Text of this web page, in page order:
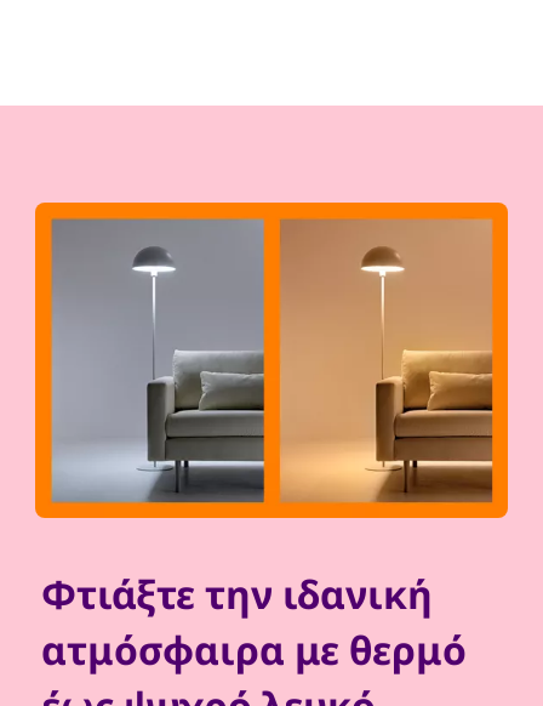
Φτιάξτε την ιδανική
ατμόσφαιρα με θερμό